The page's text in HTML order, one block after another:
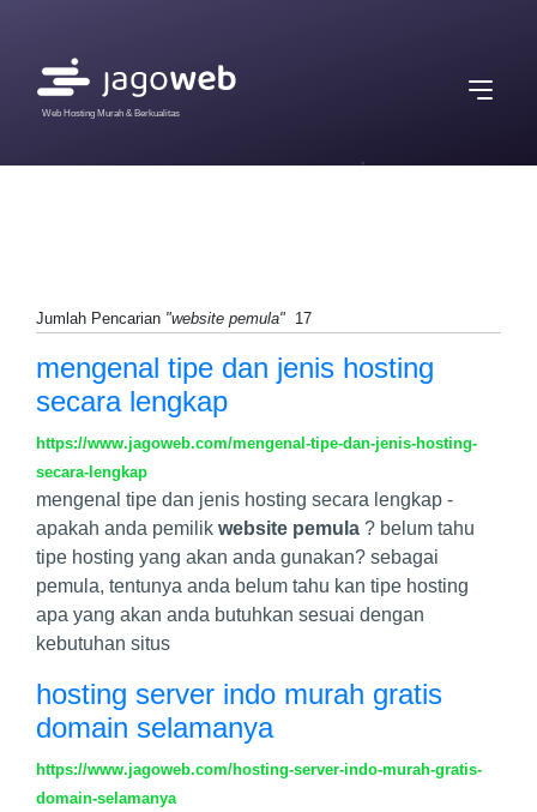
Web Hosting Murah & Berkualitas
Jumlah Pencarian "website pemula" 17
mengenal tipe dan jenis hosting
secara lengkap
https://www.jagoweb.com/mengenal-tipe-dan-jenis-hosting-
secara-lengkap
mengenal tipe dan jenis hosting secara lengkap -
apakah anda pemilik website pemula ? belum tahu
tipe hosting yang akan anda gunakan? sebagai
pemula, tentunya anda belum tahu kan tipe hosting
apa yang akan anda butuhkan sesuai dengan
kebutuhan situs
hosting server indo murah gratis
domain selamanya
https://www.jagoweb.com/hosting-server-indo-murah-gratis-
domain-selamanya